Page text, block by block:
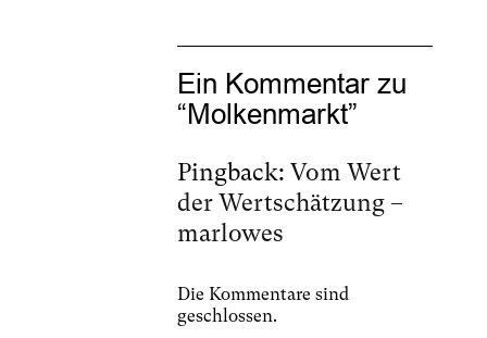
Ein Kommentar zu
“Molkenmarkt”
Pingback: Vom Wert
der Wertschätzung –
marlowes
Die Kommentare sind
geschlossen.